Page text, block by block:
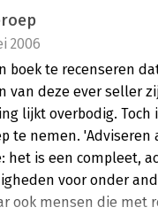
2006
boek te recenseren
van deze ever seller
lijkt overbodig.
te nemen.
het is een compleet,
voor onder
ook mensen die met